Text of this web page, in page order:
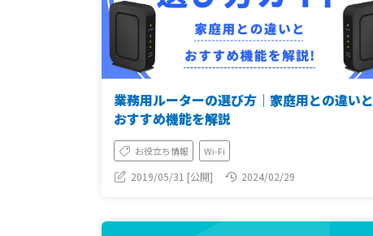
業務用ルーターの選び方｜家庭用との違いと
おすすめ機能を解説
お役立ち情報 Wi-Fi
2019/05/31 [公開] 2024/02/29